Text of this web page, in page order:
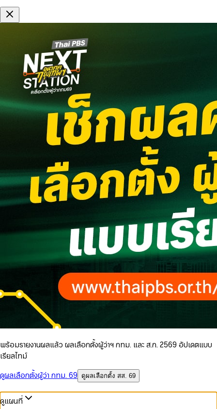
พร้อมรายงานผลแล้ว ผลเลือกตั้งผู้ว่าฯ กทม. และ ส.ก. 2569 อัปเดตแบบ
เรียลไทม์
ดูผลเลือกตั้งผู้ว่า กทม. 69
ดูผลเลือกตั้ง สส. 69
ดูแผนที่